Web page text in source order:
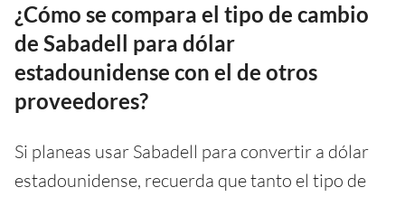
¿Cómo se compara el tipo de cambio
de Sabadell para dólar
estadounidense con el de otros
proveedores?
Si planeas usar Sabadell para convertir a dólar
estadounidense, recuerda que tanto el tipo de